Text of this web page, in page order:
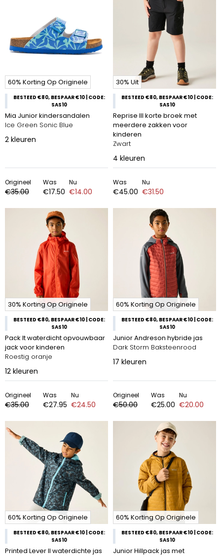
60% Korting Op Originele
BESTEED €80, BESPAAR €10 | CODE:
SAS10
Mia Junior kindersandalen
Ice Green Sonic Blue
2 kleuren
Origineel
€35.00
Was
€17.50
Nu
€14.00
30% Uit
BESTEED €80, BESPAAR €10 | CODE:
SAS10
Reprise III korte broek met
meerdere zakken voor
kinderen
Zwart
4 kleuren
Was
€45.00
Nu
€31.50
30% Korting Op Originele
BESTEED €80, BESPAAR €10 | CODE:
SAS10
Pack It waterdicht opvouwbaar
jack voor kinderen
Roestig oranje
12 kleuren
Origineel
€35.00
Was
€27.95
Nu
€24.50
60% Korting Op Originele
BESTEED €80, BESPAAR €10 | CODE:
SAS10
Junior Andreson hybride jas
Dark Storm Baksteenrood
17 kleuren
Origineel
€50.00
Was
€25.00
Nu
€20.00
60% Korting Op Originele
BESTEED €80, BESPAAR €10 | CODE:
SAS10
Printed Lever II waterdichte jas
60% Korting Op Originele
BESTEED €80, BESPAAR €10 | CODE:
SAS10
Junior Hillpack jas met